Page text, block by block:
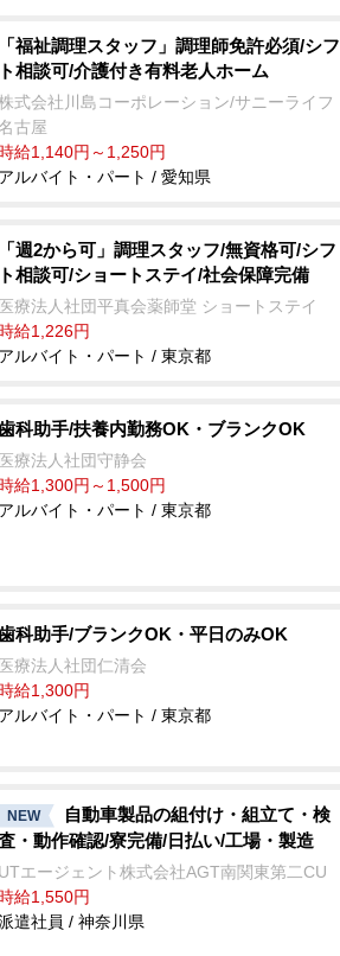
「福祉調理スタッフ」調理師免許必須/シフ
ト相談可/介護付き有料老人ホーム
式会社川島コーポレーション/サニーライフ
古屋
給1,140円～1,250円
アルバイト・パート / 愛知県
「週2から可」調理スタッフ/無資格可/シフ
ト相談可/ショートステイ/社会保障完備
医療法人社団平真会薬師堂 ショートステイ
給1,226円
アルバイト・パート / 東京都
科助手/扶養内勤務OK・ブランクOK
医療法人社団守静会
給1,300円～1,500円
アルバイト・パート / 東京都
科助手/ブランクOK・平日のみOK
医療法人社団仁清会
給1,300円
アルバイト・パート / 東京都
NEW
自動車製品の組付け・組立て・検
・動作確認/寮完備/日払い/工場・製造
UTエージェント株式会社AGT南関東第二CU
給1,550円
遣社員 / 神奈川県